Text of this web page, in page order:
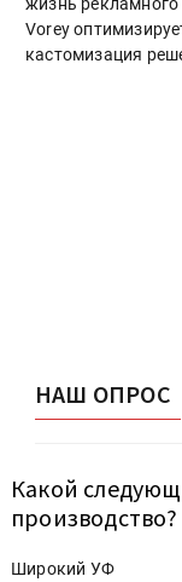
Vorey
кастомизация
НАШ ОПРОС
Какой
производство?
Широкий УФ